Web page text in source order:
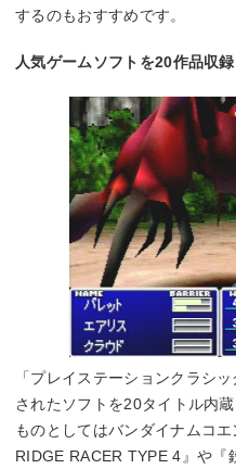
するのもおすすめです。
人気ゲームソフトを20作品収録
「プレイステーションクラシ
されたソフトを20タイトル内
ものとしてはバンダイナムコ
RIDGE RACER TYPE 4』や『